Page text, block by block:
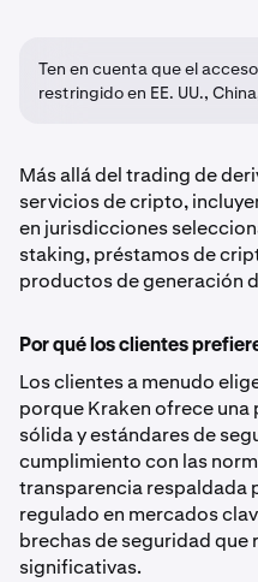
Ten en cuenta que el
restringido en EE. UU.,
Más allá del trading de
servicios de cripto,
en jurisdicciones
staking, préstamos de
productos de generación
Por qué los clientes
Los clientes a menudo
porque Kraken ofrece
sólida y estándares de
cumplimiento con las
transparencia respaldada
regulado en mercados
brechas de seguridad que
significativas.